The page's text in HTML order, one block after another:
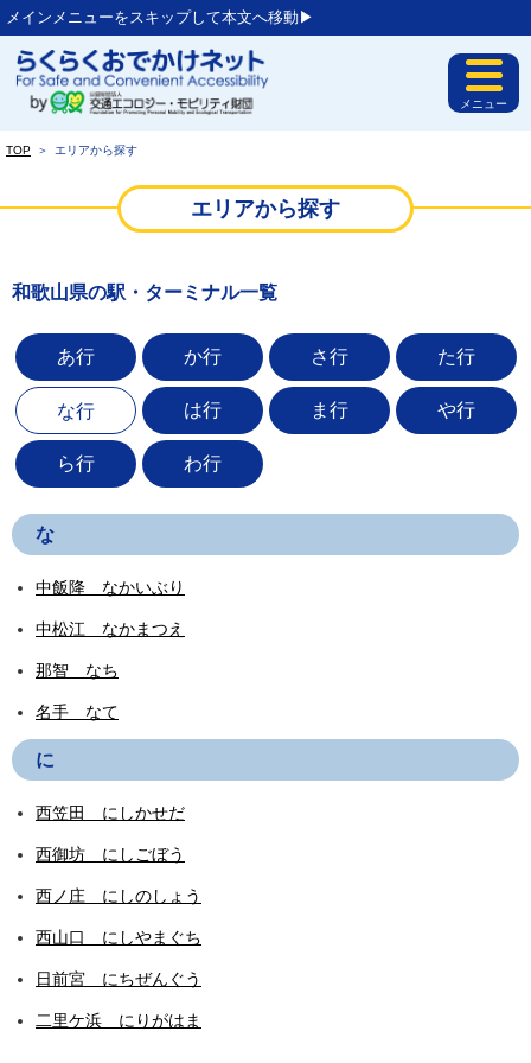
メインメニューをスキップして本文へ移動▶︎
メニュー
TOP ＞ エリアから探す
エリアから探す
和歌山県の駅・ターミナル一覧
あ行 か行 さ行 た行
な行 は行 ま行 や行
ら行 わ行
な
中飯降 なかいぶり
中松江 なかまつえ
那智 なち
名手 なて
に
西笠田 にしかせだ
西御坊 にしごぼう
西ノ庄 にしのしょう
西山口 にしやまぐち
日前宮 にちぜんぐう
二里ケ浜 にりがはま